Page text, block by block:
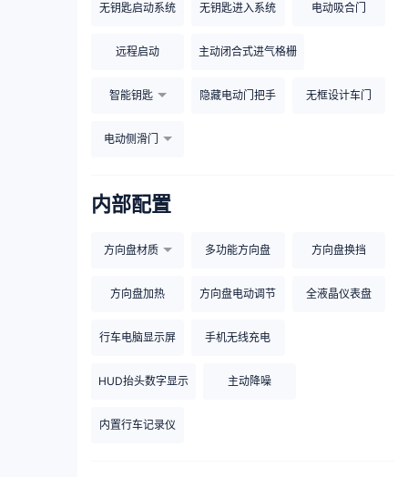
无钥匙启动系统 无钥匙进入系统 电动吸合门
远程启动 主动闭合式进气格栅
智能钥匙 隐藏电动门把手 无框设计车门
电动侧滑门
内部配置
方向盘材质 多功能方向盘 方向盘换挡
方向盘加热 方向盘电动调节 全液晶仪表盘
行车电脑显示屏 手机无线充电
HUD抬头数字显示 主动降噪
内置行车记录仪